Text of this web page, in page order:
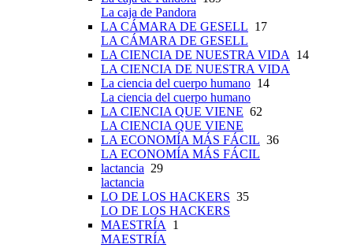
La caja de Pandora
LA CÁMARA DE GESELL 17
LA CÁMARA DE GESELL
LA CIENCIA DE NUESTRA VIDA 14
LA CIENCIA DE NUESTRA VIDA
La ciencia del cuerpo humano 14
La ciencia del cuerpo humano
LA CIENCIA QUE VIENE 62
LA CIENCIA QUE VIENE
LA ECONOMÍA MÁS FÁCIL 36
LA ECONOMÍA MÁS FÁCIL
lactancia 29
lactancia
LO DE LOS HACKERS 35
LO DE LOS HACKERS
MAESTRÍA 1
MAESTRÍA